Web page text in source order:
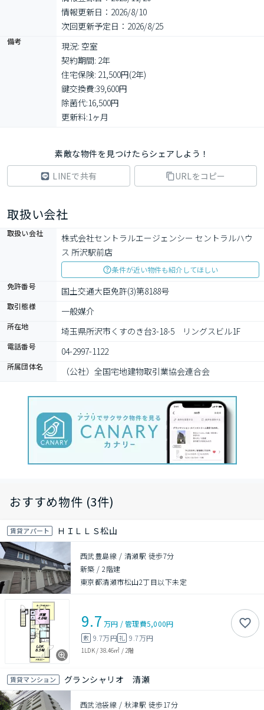
情報更新日：2026/8/10
次回更新予定日：2026/8/25
備考
現況: 空室
契約期間: 2年
住宅保険: 21,500円(2年)
鍵交換費:39,600円
除菌代:16,500円
更新料:1ヶ月
素敵な物件を見つけたらシェアしよう！
LINEで共有
URLをコピー
取扱い会社
取扱い会社
株式会社セントラルエージェンシー セントラルハウ
ス 所沢駅前店
条件が近い物件も紹介してほしい
免許番号
国土交通大臣免許(3)第8188号
取引態様 一般媒介
所在地 埼玉県所沢市くすのき台3-18-5　リングスビル1F
電話番号 04-2997-1122
所属団体名 （公社）全国宅地建物取引業協会連合会
おすすめ物件 (3件)
賃貸アパート ＨＩＬＬＳ松山
西武豊島線 / 清瀬駅 徒歩7分
新築 /2階建
東京都清瀬市松山2丁目以下未定
9.7 万円 /管理費5,000円
敷 9.7万円礼 9.7万円
1LDK/38.46㎡ / 2階
賃貸マンション グランシャリオ 清瀬
西武池袋線 / 秋津駅 徒歩17分